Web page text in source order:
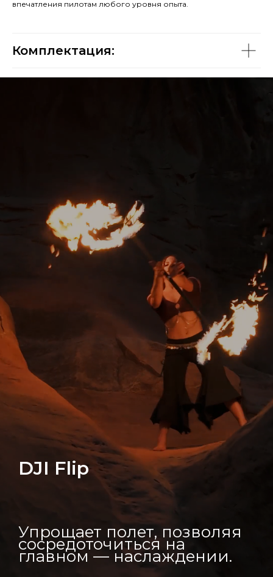
впечатления пилотам любого уровня опыта.
Комплектация:
DJI Flip
Упрощает полет, позволяя
сосредоточиться на
главном — наслаждении.